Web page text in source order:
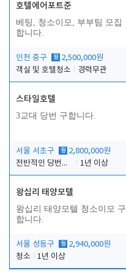
호텔에어포트준
베팅, 청소이모, 부부팀 모집
합니다.
인천 중구 월 2,500,000원
객실 및 호텔청소
경력무관
스타일호텔
3교대 당번 구합니다.
서울 서초구 월 2,800,000원
전반적인 당번업무
1년 이상
왕십리 태양모텔
왕십리 태양모텔 청소이모 구
합니다.
서울 성동구 월 2,940,000원
청소
1년 이상